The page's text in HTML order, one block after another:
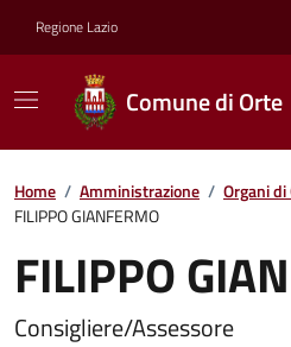
Regione Lazio
Comune di Orte
Home / Amministrazione / Organi
FILIPPO GIANFERMO
FILIPPO
Consigliere/Assessore